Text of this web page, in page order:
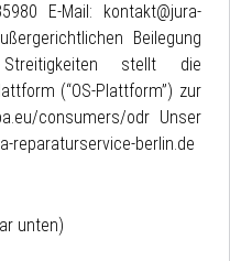
E-Mail: kontakt@jura-
Beilegung
Streitigkeiten stellt die
(“OS-Plattform”) zur
consumers/odr Unser
reparaturservice-berlin.de
unten)